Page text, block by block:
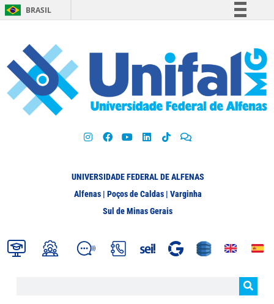
BRASIL
Participe
Acesso à informação
Legislação
UNIVERSIDADE FEDERAL DE ALFENAS
Alfenas | Poços de Caldas | Varginha
Sul de Minas Gerais